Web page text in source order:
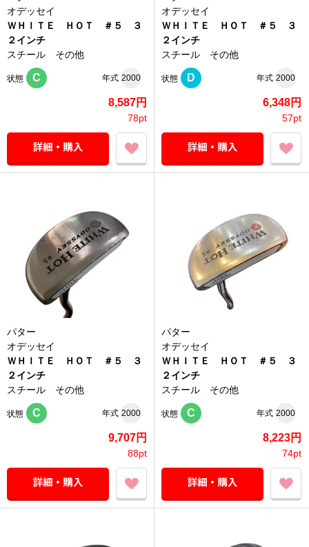
オデッセイ
ＷＨＩＴＥ ＨＯＴ ＃５ ３
２インチ
スチール その他
状態 C 年式 2000
8,587円
78pt
オデッセイ
ＷＨＩＴＥ ＨＯＴ ＃５ ３
２インチ
スチール その他
状態 D 年式 2000
6,348円
57pt
パター
オデッセイ
ＷＨＩＴＥ ＨＯＴ ＃５ ３
２インチ
スチール その他
状態 C 年式 2000
9,707円
88pt
パター
オデッセイ
ＷＨＩＴＥ ＨＯＴ ＃５ ３
２インチ
スチール その他
状態 C 年式 2000
8,223円
74pt